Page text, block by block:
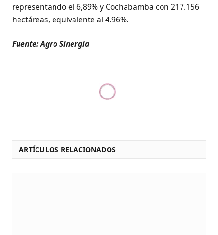
representando el 6,89% y Cochabamba con 217.156
hectáreas, equivalente al 4.96%.
Fuente: Agro Sinergia
ARTÍCULOS RELACIONADOS